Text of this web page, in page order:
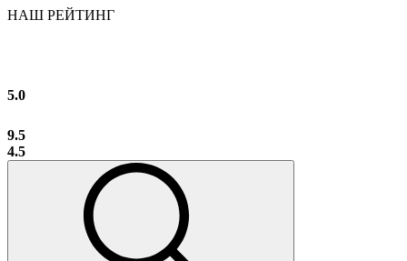
НАШ РЕЙТИНГ
5.0
9.5
4.5